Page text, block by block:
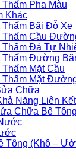
Pha Màu
Khác
Thấm Bãi Đỗ Xe
Thấm Cầu
Thấm Đá Tự
Thấm Đường
Mặt Cầu
Thấm Mặt
Chữa
Năng Liên Kết
Chữa Bê Tông
Tông (Khô –